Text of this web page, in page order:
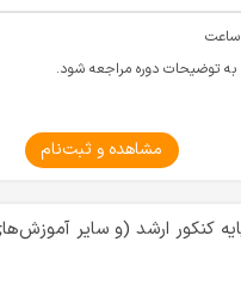
به توضیحات دوره مراجعه شود.
مشاهده و ثبت‌نام
کنکور ارشد (و سایر